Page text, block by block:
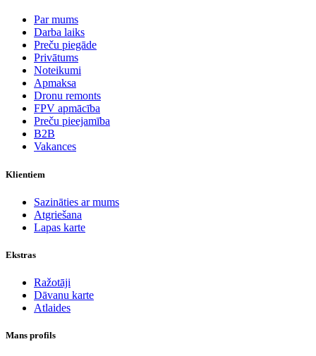
Par mums
Darba laiks
Preču piegāde
Privātums
Noteikumi
Apmaksa
Dronu remonts
FPV apmācība
Preču pieejamība
B2B
Vakances
Klientiem
Sazināties ar mums
Atgriešana
Lapas karte
Ekstras
Ražotāji
Dāvanu karte
Atlaides
Mans profils